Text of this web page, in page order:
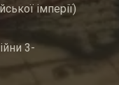
імперії)
3-